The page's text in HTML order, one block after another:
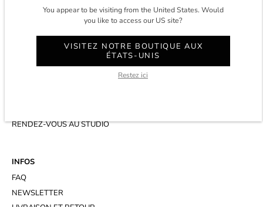
RENDEZ-VOUS AU STUDIO
INFOS
FAQ
NEWSLETTER
You appear to be visiting from the United States. Would
you like to access our US site?
VISITEZ NOTRE BOUTIQUE AUX
ÉTATS-UNIS
Restez ici